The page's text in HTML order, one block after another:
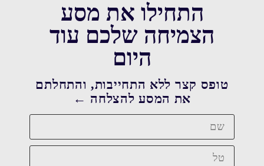
התחילו את מסע
הצמיחה שלכם עוד
היום
טופס קצר ללא התחייבות, והתחלתם
את המסע להצלחה ←